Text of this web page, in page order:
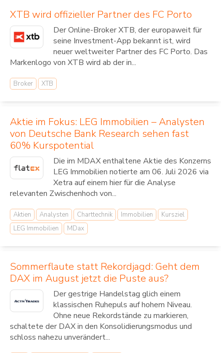
XTB wird offizieller Partner des FC Porto
Der Online-Broker XTB, der europaweit für
seine Investment-App bekannt ist, wird
neuer weltweiter Partner des FC Porto. Das
Markenlogo von XTB wird ab der in...
Broker XTB
Aktie im Fokus: LEG Immobilien – Analysten
von Deutsche Bank Research sehen fast
60% Kurspotential
Die im MDAX enthaltene Aktie des Konzerns
LEG Immobilien notierte am 06. Juli 2026 via
Xetra auf einem hier für die Analyse
relevanten Zwischenhoch von...
Aktien Analysten Charttechnik Immobilien
Kursziel
LEG Immobilien
MDax
Sommerflaute statt Rekordjagd: Geht dem
DAX im August jetzt die Puste aus?
Der gestrige Handelstag glich einem
klassischen Ruhepuls auf hohem Niveau.
Ohne neue Rekordstände zu markieren,
schaltete der DAX in den Konsolidierungsmodus und
schloss nahezu unverändert...